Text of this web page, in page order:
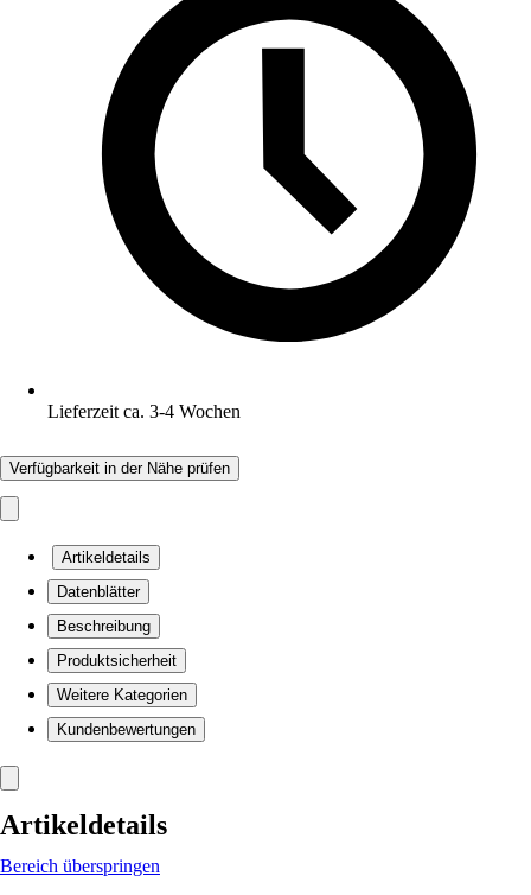
Lieferzeit ca. 3-4 Wochen
Verfügbarkeit in der Nähe prüfen
Artikeldetails
Datenblätter
Beschreibung
Produktsicherheit
Weitere Kategorien
Kundenbewertungen
Artikeldetails
Bereich überspringen